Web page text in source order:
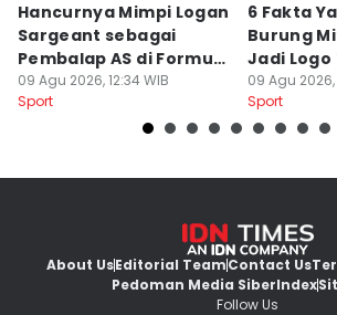
Hancurnya Mimpi Logan
Sargeant sebagai
Pembalap AS di Formula
1
09 Agu 2026, 12:34 WIB
Sport
6 Fakta
Burung
Jadi Logo
Jepang
09 Agu 2026,
Sport
About UsEditorial TeamContact Us
Pedoman Media SiberIndex
Follow Us